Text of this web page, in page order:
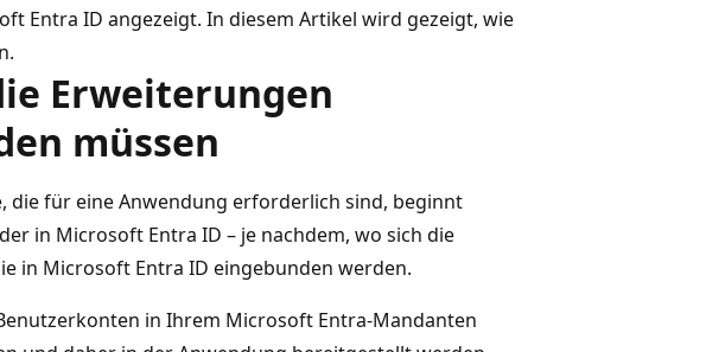
Entra ID angezeigt. In diesem Artikel wird gezeigt, wie
Erweiterungen
müssen
die für eine Anwendung erforderlich sind, beginnt
in Microsoft Entra ID – je nachdem, wo sich die
in Microsoft Entra ID eingebunden werden.
in Ihrem Microsoft Entra-Mandanten